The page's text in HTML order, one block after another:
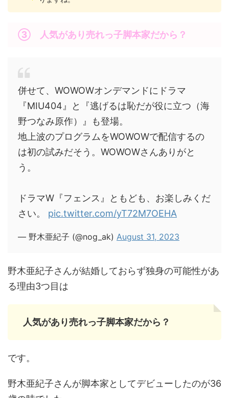
③ 人気があり売れっ子脚本家だから？
併せて、WOWOWオンデマンドにドラマ
『MIU404』と『逃げるは恥だが役に立つ（海
野つなみ原作）』も登場。
地上波のプログラムをWOWOWで配信するの
は初の試みだそう。WOWOWさんありがと
う。
ドラマW『フェンス』ともども、お楽しみくだ
さい。 pic.twitter.com/yT72M7OEHA
— 野木亜紀子 (@nog_ak) August 31, 2023
野木亜紀子さんが結婚しておらず独身の可能性があ
る理由3つ目は
人気があり売れっ子脚本家だから？
です。
野木亜紀子さんが脚本家としてデビューしたのが36